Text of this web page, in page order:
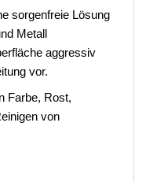
sorgenfreie Lösung
Metall
aggressiv
vor.
Farbe, Rost,
von